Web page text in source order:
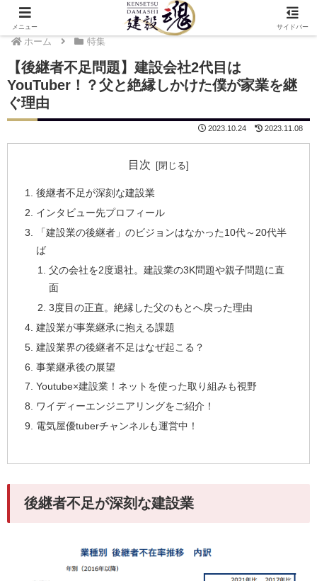
ホーム 特集
【後継者不足問題】建設会社2代目は
YouTuber！？父と絶縁しかけた僕が家業を継
ぐ理由
2023.10.24 2023.11.08
目次
後継者不足が深刻な建設業
インタビュー先プロフィール
「建設業の後継者」のビジョンはなかった10代～20代半
ば
父の会社を2度退社。建設業の3K問題や親子問題に直
面
3度目の正直。絶縁した父のもとへ戻った理由
建設業が事業継承に抱える課題
建設業界の後継者不足はなぜ起こる？
事業継承後の展望
Youtube×建設業！ネットを使った取り組みも視野
ワイディーエンジニアリングをご紹介！
電気屋優tuberチャンネルも運営中！
後継者不足が深刻な建設業
メニュー サイドバー